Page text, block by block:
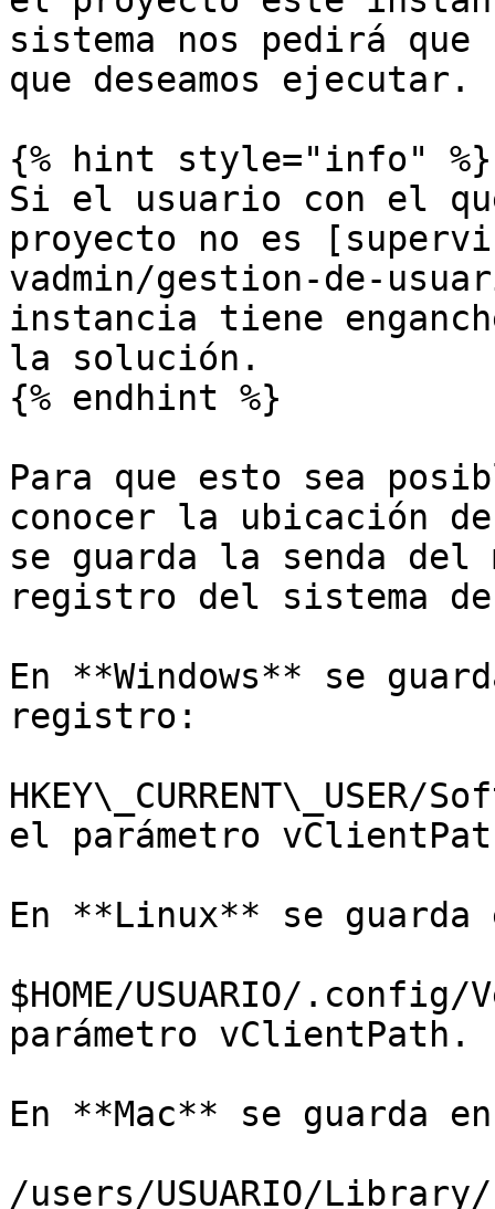
sistema nos pedirá
que deseamos ejecutar.
{% hint style="info" %}
Si el usuario con el
proyecto no es
vadmin/gestion-de-
instancia tiene
la solución.
{% endhint %}
Para que esto sea
conocer la ubicación
se guarda la senda del
registro del sistema de
En **Windows** se
registro:
el parámetro
En **Linux** se guarda
$HOME/USUARIO/
parámetro vClientPath.
En **Mac** se guarda
/users/USUARIO/